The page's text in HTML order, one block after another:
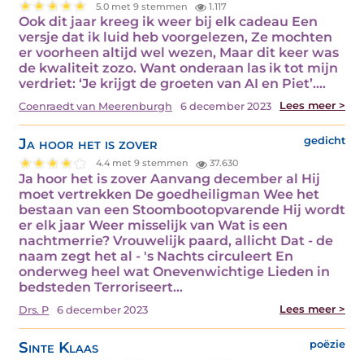
5.0 met 9 stemmen 1.117
Ook dit jaar kreeg ik weer bij elk cadeau Een
versje dat ik luid heb voorgelezen, Ze mochten
er voorheen altijd wel wezen, Maar dit keer was
de kwaliteit zozo. Want onderaan las ik tot mijn
verdriet: ‘Je krijgt de groeten van AI en Piet’.…
Coenraedt van Meerenburgh 6 december 2023 Lees meer >
Ja hoor het is zover gedicht
4.4 met 9 stemmen 37.630
Ja hoor het is zover Aanvang december al Hij
moet vertrekken De goedheiligman Wee het
bestaan van een Stoombootopvarende Hij wordt
er elk jaar Weer misselijk van Wat is een
nachtmerrie? Vrouwelijk paard, allicht Dat - de
naam zegt het al - 's Nachts circuleert En
onderweg heel wat Onevenwichtige Lieden in
bedsteden Terroriseert…
Drs. P 6 december 2023 Lees meer >
Sinte Klaas poëzie